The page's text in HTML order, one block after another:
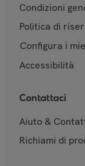
Condizioni
Politica di
Configura i
Accessibilità
Contattaci
Aiuto &
Richiami di